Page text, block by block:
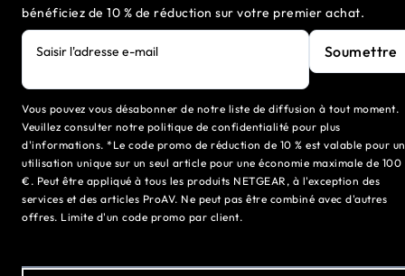
bénéficiez de 10 % de réduction sur votre premier achat.
Saisir l'adresse e-mail Soumettre
Vous pouvez vous désabonner de notre liste de diffusion à tout moment.
Veuillez consulter notre politique de confidentialité pour plus
d'informations. *Le code promo de réduction de 10 % est valable pour
utilisation unique sur un seul article pour une économie maximale de 100
€. Peut être appliqué à tous les produits NETGEAR, à l'exception des
services et des articles ProAV. Ne peut pas être combiné avec d'autres
offres. Limite d'un code promo par client.